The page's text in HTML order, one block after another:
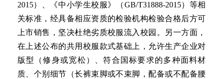
2015）、《中小学生校服》（GB/T31888-2015）等相
关标准，经具备相应资质的检验机构检验合格后方可
上市销售，坚决杜绝劣质校服流入校园。另一方面，
在上述公布的共用校服款式基础上，允许生产企业对
版型（修身或宽松）、符合国标要求的多种面料材
质、个别细节（长裤束脚或不束脚，配备或不配备腰